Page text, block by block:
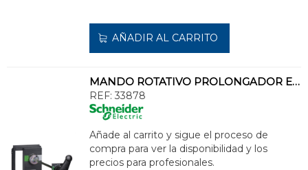
AÑADIR AL CARRITO
MANDO ROTATIVO PROLONGADOR ESTÁNDAR
REF: 33878
Añade al carrito y sigue el proceso de
compra para ver la disponibilidad y los
precios para profesionales.